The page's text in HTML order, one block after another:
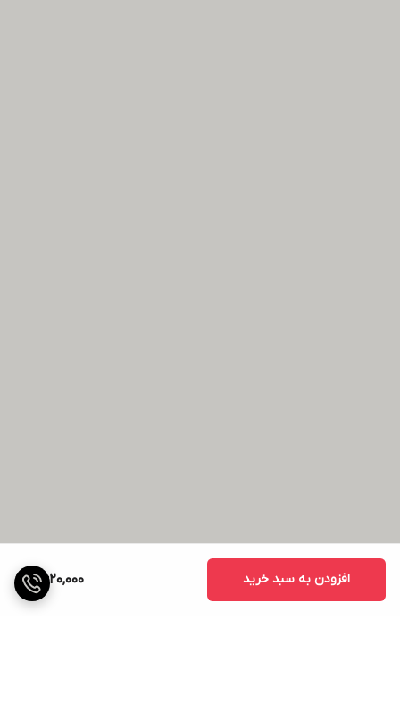
2,620,000 افزودن به سبد خرید